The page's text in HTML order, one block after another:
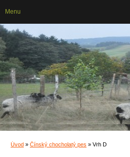
Úvod » Čínský chocholatý pes » Vrh D
Menu